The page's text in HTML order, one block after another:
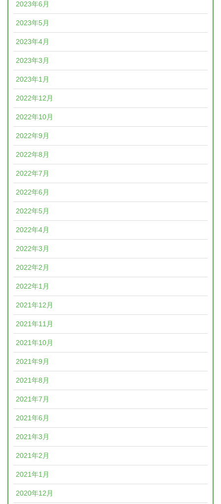
2023年6月
2023年5月
2023年4月
2023年3月
2023年1月
2022年12月
2022年10月
2022年9月
2022年8月
2022年7月
2022年6月
2022年5月
2022年4月
2022年3月
2022年2月
2022年1月
2021年12月
2021年11月
2021年10月
2021年9月
2021年8月
2021年7月
2021年6月
2021年3月
2021年2月
2021年1月
2020年12月